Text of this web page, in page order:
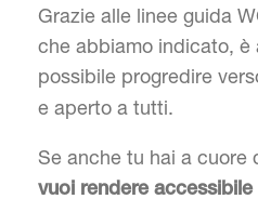
Grazie alle linee guida
che abbiamo indicato, è
possibile progredire
e aperto a tutti.
Se anche tu hai a cuore
vuoi rendere